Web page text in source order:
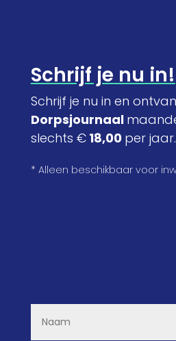
Schrijf je nu in!
Schrijf je nu in en
Dorpsjournaal
slechts €18,00 per jaar.
* Alleen beschikbaar voor